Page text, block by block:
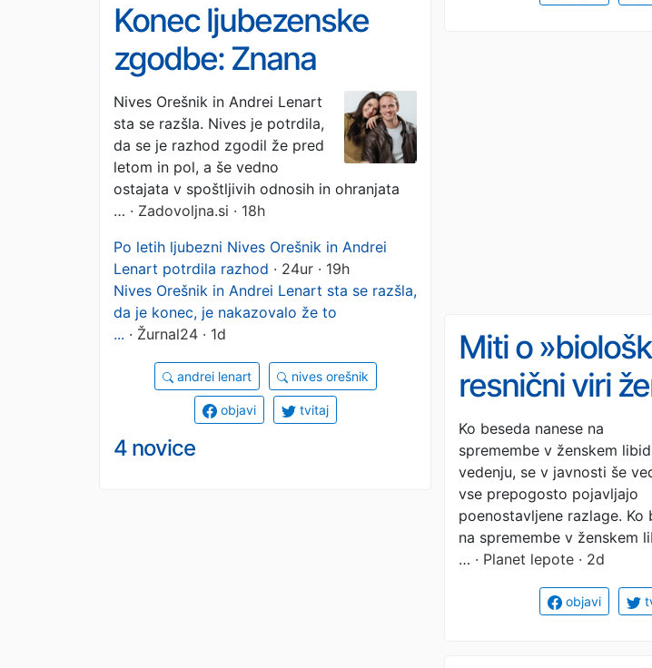
Konec ljubezenske
zgodbe: Znana
Slovenka potrdila
razhod z dolgoletnim
partnerjem
Nives Orešnik in Andrei Lenart
sta se razšla. Nives je potrdila,
da se je razhod zgodil že pred
letom in pol, a še vedno
ostajata v spoštljivih odnosih in ohranjata
… · Zadovoljna.si · 18h
Po letih ljubezni Nives Orešnik in Andrei
Lenart potrdila razhod · 24ur · 19h
Nives Orešnik in Andrei Lenart sta se razšla,
da je konec, je nakazovalo že to
... · Žurnal24 · 1d
andrei lenart nives orešnik
objavi tvitaj
4 novice
Miti o
resnični viri
strasti po
Ko beseda nanese na
spremembe v ženskem
vedenju, se v javnosti še
vse prepogosto pojavljajo
poenostavljene razlage. Ko
na spremembe v ženskem
… · Planet lepote · 2d
objavi